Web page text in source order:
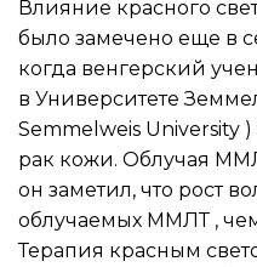
Влияние красного
было замечено еще в
когда венгерский
в Университете
Semmelweis University
рак кожи. Облучая
он заметил, что рост
облучаемых ММЛТ ,
Терапия красным